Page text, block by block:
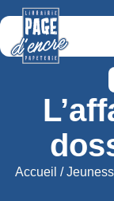
Accueil /